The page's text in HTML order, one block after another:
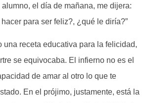
alumno, el día de mañana, me dijera:
para ser feliz?, ¿qué le diría?”
una receta educativa para la felicidad,
se equivocaba. El infierno no es el
de amar al otro lo que te
En el prójimo, justamente, está la